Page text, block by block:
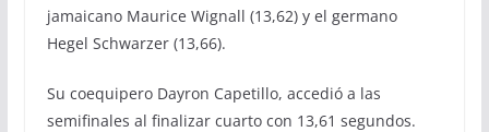
jamaicano Maurice Wignall (13,62) y el germano
Hegel Schwarzer (13,66).
Su coequipero Dayron Capetillo, accedió a las
semifinales al finalizar cuarto con 13,61 segundos.